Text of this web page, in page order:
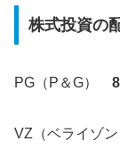
株式投資の
PG（P＆G）
VZ（ベライゾ